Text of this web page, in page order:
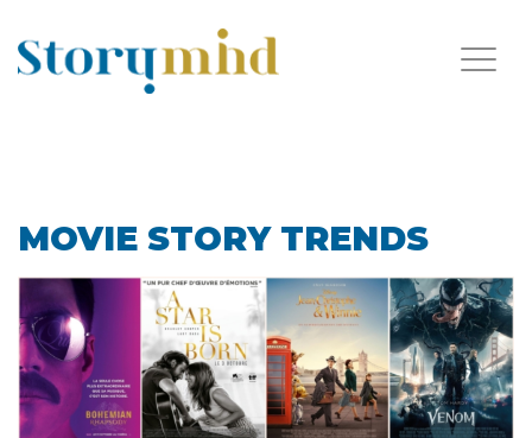
MOVIE STORY TRENDS